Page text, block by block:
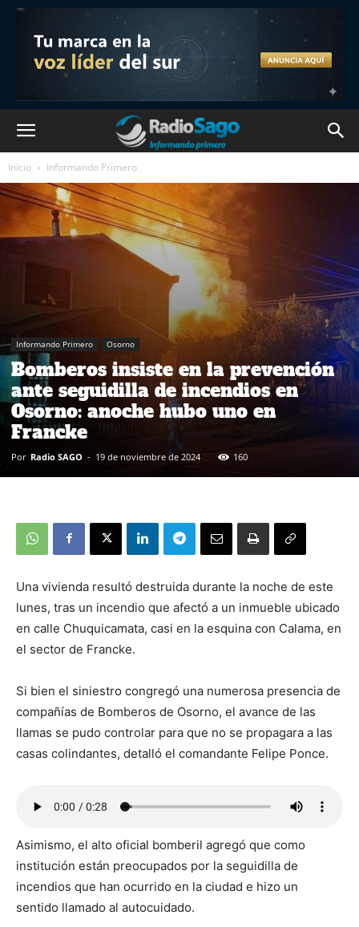
Inicio Informando Primero
Informando Primero Osorno
Bomberos insiste en la prevención
ante seguidilla de incendios en
Osorno: anoche hubo uno en
Francke
Por Radio SAGO - 19 de noviembre de 2024 160
Una vivienda resultó destruida durante la noche de este
lunes, tras un incendio que afectó a un inmueble ubicado
en calle Chuquicamata, casi en la esquina con Calama, en
el sector de Francke.
Si bien el siniestro congregó una numerosa presencia de
compañías de Bomberos de Osorno, el avance de las
llamas se pudo controlar para que no se propagara a las
casas colindantes, detalló el comandante Felipe Ponce.
Asimismo, el alto oficial bomberil agregó que como
institución están preocupados por la seguidilla de
incendios que han ocurrido en la ciudad e hizo un
sentido llamado al autocuidado.